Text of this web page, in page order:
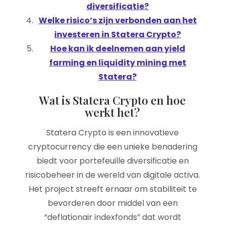
diversificatie?
Welke risico’s zijn verbonden aan het
investeren in Statera Crypto?
Hoe kan ik deelnemen aan yield
farming en liquidity mining met
Statera?
Wat is Statera Crypto en hoe
werkt het?
Statera Crypto is een innovatieve
cryptocurrency die een unieke benadering
biedt voor portefeuille diversificatie en
risicobeheer in de wereld van digitale activa.
Het project streeft ernaar om stabiliteit te
bevorderen door middel van een
“deflationair indexfonds” dat wordt